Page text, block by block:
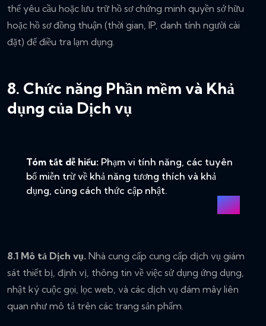
thể yêu cầu hoặc lưu trữ hồ sơ chứng minh quyền sở hữu
hoặc hồ sơ đồng thuận (thời gian, IP, danh tính người cài
đặt) để điều tra lạm dụng.
8. Chức năng Phần mềm và Khả
dụng của Dịch vụ
Tóm tắt dễ hiểu: Phạm vi tính năng, các tuyên
bố miễn trừ về khả năng tương thích và khả
dụng, cùng cách thức cập nhật.
8.1 Mô tả Dịch vụ. Nhà cung cấp cung cấp dịch vụ giám
sát thiết bị, định vị, thông tin về việc sử dụng ứng dụng,
nhật ký cuộc gọi, lọc web, và các dịch vụ đám mây liên
quan như mô tả trên các trang sản phẩm.